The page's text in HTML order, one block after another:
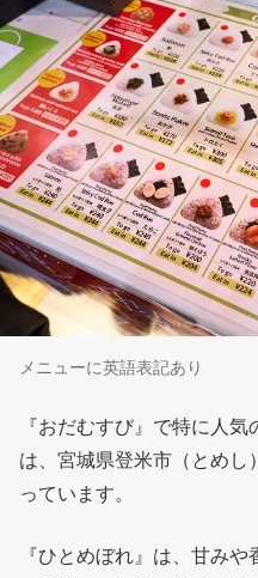
メニューに英語表記あり
『おだむすび』で特に人
は、宮城県登米市（とめし
っています。
『ひとめぼれ』は、甘み